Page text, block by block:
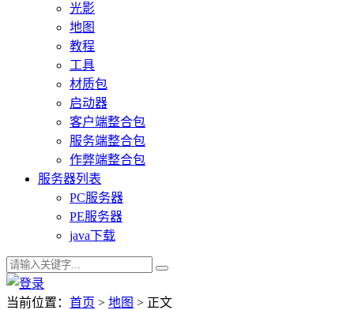
光影
地图
教程
工具
材质包
启动器
客户端整合包
服务端整合包
作弊端整合包
服务器列表
PC服务器
PE服务器
java下载
当前位置： 首页 > 地图 > 正文